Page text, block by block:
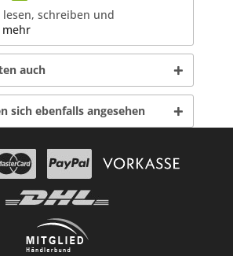
schreiben und
mehr
auch
sich ebenfalls angesehen